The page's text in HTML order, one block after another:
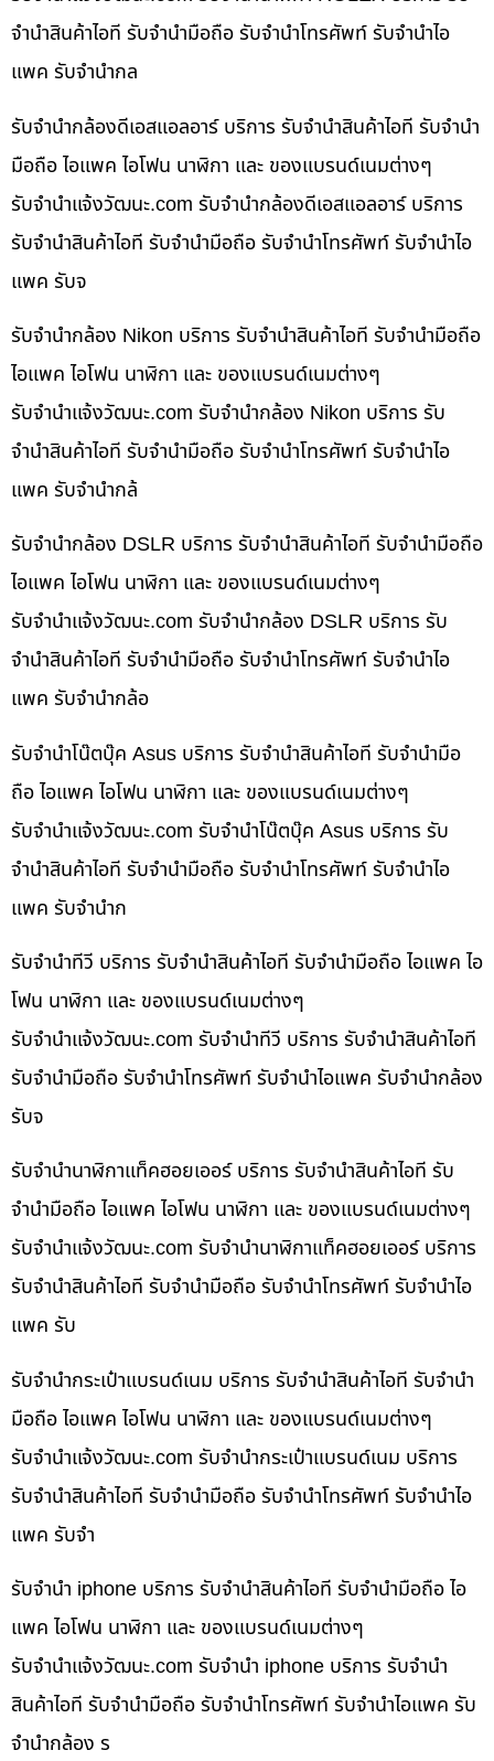
จำนำสินค้าไอที รับจำนำมือถือ รับจำนำโทรศัพท์ รับจำนำไอ
แพค รับจำนำกล
รับจำนำกล้องดีเอสแอลอาร์ บริการ รับจำนำสินค้าไอที รับจำนำ
มือถือ ไอแพค ไอโฟน นาฬิกา และ ของแบรนด์เนมต่างๆ
รับจํานําแจ้งวัฒนะ.com รับจำนำกล้องดีเอสแอลอาร์ บริการ
รับจำนำสินค้าไอที รับจำนำมือถือ รับจำนำโทรศัพท์ รับจำนำไอ
แพค รับจ
รับจำนำกล้อง Nikon บริการ รับจำนำสินค้าไอที รับจำนำมือถือ
ไอแพค ไอโฟน นาฬิกา และ ของแบรนด์เนมต่างๆ
รับจํานําแจ้งวัฒนะ.com รับจำนำกล้อง Nikon บริการ รับ
จำนำสินค้าไอที รับจำนำมือถือ รับจำนำโทรศัพท์ รับจำนำไอ
แพค รับจำนำกล้
รับจำนำกล้อง DSLR บริการ รับจำนำสินค้าไอที รับจำนำมือถือ
ไอแพค ไอโฟน นาฬิกา และ ของแบรนด์เนมต่างๆ
รับจํานําแจ้งวัฒนะ.com รับจำนำกล้อง DSLR บริการ รับ
จำนำสินค้าไอที รับจำนำมือถือ รับจำนำโทรศัพท์ รับจำนำไอ
แพค รับจำนำกล้อ
รับจำนำโน๊ตบุ๊ค Asus บริการ รับจำนำสินค้าไอที รับจำนำมือ
ถือ ไอแพค ไอโฟน นาฬิกา และ ของแบรนด์เนมต่างๆ
รับจํานําแจ้งวัฒนะ.com รับจำนำโน๊ตบุ๊ค Asus บริการ รับ
จำนำสินค้าไอที รับจำนำมือถือ รับจำนำโทรศัพท์ รับจำนำไอ
แพค รับจำนำก
รับจำนำทีวี บริการ รับจำนำสินค้าไอที รับจำนำมือถือ ไอแพค ไอ
โฟน นาฬิกา และ ของแบรนด์เนมต่างๆ
รับจํานําแจ้งวัฒนะ.com รับจำนำทีวี บริการ รับจำนำสินค้าไอที
รับจำนำมือถือ รับจำนำโทรศัพท์ รับจำนำไอแพค รับจำนำกล้อง
รับจ
รับจำนำนาฬิกาแท็คฮอยเออร์ บริการ รับจำนำสินค้าไอที รับ
จำนำมือถือ ไอแพค ไอโฟน นาฬิกา และ ของแบรนด์เนมต่างๆ
รับจํานําแจ้งวัฒนะ.com รับจำนำนาฬิกาแท็คฮอยเออร์ บริการ
รับจำนำสินค้าไอที รับจำนำมือถือ รับจำนำโทรศัพท์ รับจำนำไอ
แพค รับ
รับจำนำกระเป๋าแบรนด์เนม บริการ รับจำนำสินค้าไอที รับจำนำ
มือถือ ไอแพค ไอโฟน นาฬิกา และ ของแบรนด์เนมต่างๆ
รับจํานําแจ้งวัฒนะ.com รับจำนำกระเป๋าแบรนด์เนม บริการ
รับจำนำสินค้าไอที รับจำนำมือถือ รับจำนำโทรศัพท์ รับจำนำไอ
แพค รับจำ
รับจำนำ iphone บริการ รับจำนำสินค้าไอที รับจำนำมือถือ ไอ
แพค ไอโฟน นาฬิกา และ ของแบรนด์เนมต่างๆ
รับจํานําแจ้งวัฒนะ.com รับจำนำ iphone บริการ รับจำนำ
สินค้าไอที รับจำนำมือถือ รับจำนำโทรศัพท์ รับจำนำไอแพค รับ
จำนำกล้อง ร